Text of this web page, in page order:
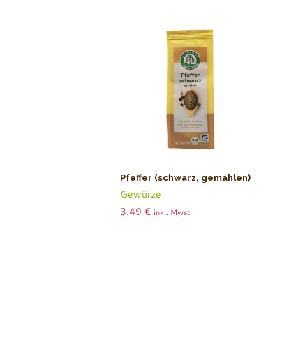
Pfeffer (schwarz, gemahlen)
Gewürze
3.49 € inkl. Mwst